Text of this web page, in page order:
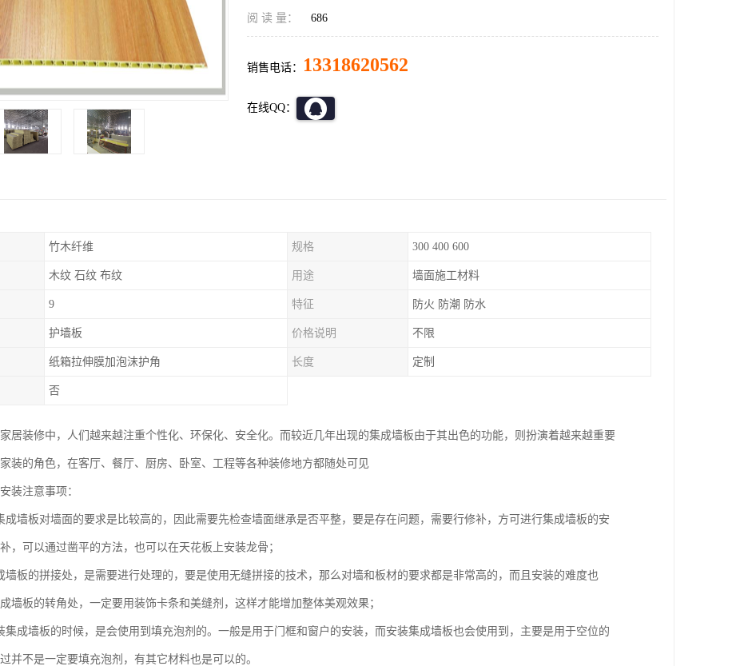
阅 读 量： 686
销售电话： 13318620562
在线QQ：
竹木纤维 规格 300 400 600
木纹 石纹 布纹 用途 墙面施工材料
9 特征 防火 防潮 防水
护墙板 价格说明 不限
纸箱拉伸膜加泡沫护角 长度 定制
否
居装修中，人们越来越注重个性化、环保化、安全化。而较近几年出现的集成墙板由于其出色的功能，则扮演着越来越重要
装的角色，在客厅、餐厅、厨房、卧室、工程等各种装修地方都随处可见
装注意事项：
成墙板对墙面的要求是比较高的，因此需要先检查墙面继承是否平整，要是存在问题，需要行修补，方可进行集成墙板的安
，可以通过凿平的方法，也可以在天花板上安装龙骨；
墙板的拼接处，是需要进行处理的，要是使用无缝拼接的技术，那么对墙和板材的要求都是非常高的，而且安装的难度也
墙板的转角处，一定要用装饰卡条和美缝剂，这样才能增加整体美观效果；
集成墙板的时候，是会使用到填充泡剂的。一般是用于门框和窗户的安装，而安装集成墙板也会使用到，主要是用于空位的
并不是一定要填充泡剂，有其它材料也是可以的。